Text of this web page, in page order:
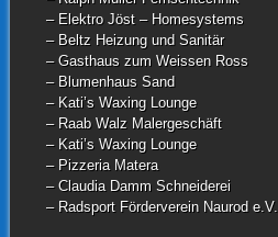
– Elektro Jöst – Homesystems
– Beltz Heizung und Sanitär
– Gasthaus zum Weissen Ross
– Blumenhaus Sand
– Kati’s Waxing Lounge
– Raab Walz Malergeschäft
– Kati’s Waxing Lounge
– Pizzeria Matera
– Claudia Damm Schneiderei
– Radsport Förderverein Naurod e.V.